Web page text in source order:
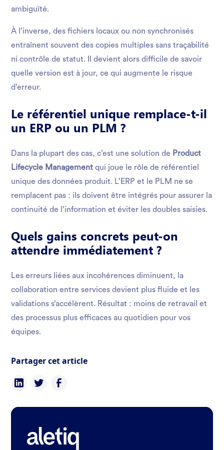
ambiguïté.
À l’inverse, des fichiers locaux ou non synchronisés
entraînent souvent des copies multiples sans traçabilité
ni contrôle de statut. Il devient alors difficile de savoir
quelle version est à jour, ce qui augmente le risque
d’erreur.
Le référentiel unique remplace-t-il
un ERP ou un PLM ?
Dans la plupart des cas, c’est une solution de Product
Lifecycle Management qui joue le rôle de référentiel
unique des données produit. L’ERP et le PLM ne se
remplacent pas : ils doivent être intégrés pour assurer la
continuité de l’information et éviter les doubles saisies.
Quels gains concrets peut-on
attendre immédiatement ?
Les erreurs liées aux incohérences diminuent, la
collaboration entre services devient plus fluide et les
validations s’accélèrent. Résultat : moins de retravail et
des processus plus efficaces au quotidien pour vos
équipes.
Partager cet article